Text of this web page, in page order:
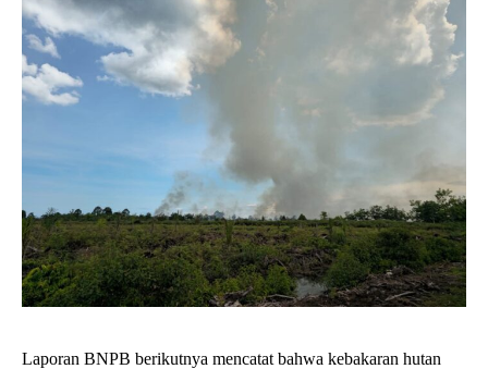
Laporan BNPB berikutnya mencatat bahwa kebakaran hutan